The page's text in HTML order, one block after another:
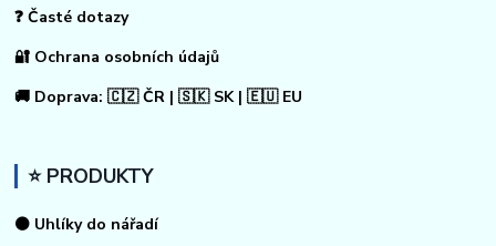
❓ Časté dotazy
🔐 Ochrana osobních údajů
🚚 Doprava: 🇨🇿 ČR | 🇸🇰 SK | 🇪🇺 EU
⭐ PRODUKTY
⚫ Uhlíky do nářadí